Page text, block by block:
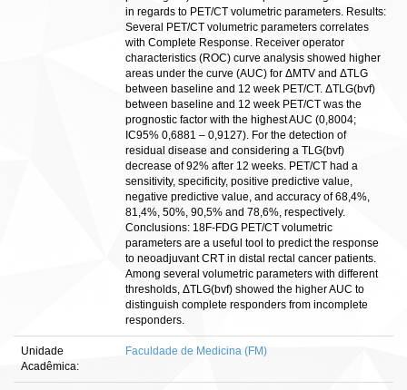
in regards to PET/CT volumetric parameters. Results:
Several PET/CT volumetric parameters correlates
with Complete Response. Receiver operator
characteristics (ROC) curve analysis showed higher
areas under the curve (AUC) for ΔMTV and ΔTLG
between baseline and 12 week PET/CT. ΔTLG(bvf)
between baseline and 12 week PET/CT was the
prognostic factor with the highest AUC (0,8004;
IC95% 0,6881 – 0,9127). For the detection of
residual disease and considering a TLG(bvf)
decrease of 92% after 12 weeks. PET/CT had a
sensitivity, specificity, positive predictive value,
negative predictive value, and accuracy of 68,4%,
81,4%, 50%, 90,5% and 78,6%, respectively.
Conclusions: 18F-FDG PET/CT volumetric
parameters are a useful tool to predict the response
to neoadjuvant CRT in distal rectal cancer patients.
Among several volumetric parameters with different
thresholds, ΔTLG(bvf) showed the higher AUC to
distinguish complete responders from incomplete
responders.
Unidade
Acadêmica:
Faculdade de Medicina (FM)